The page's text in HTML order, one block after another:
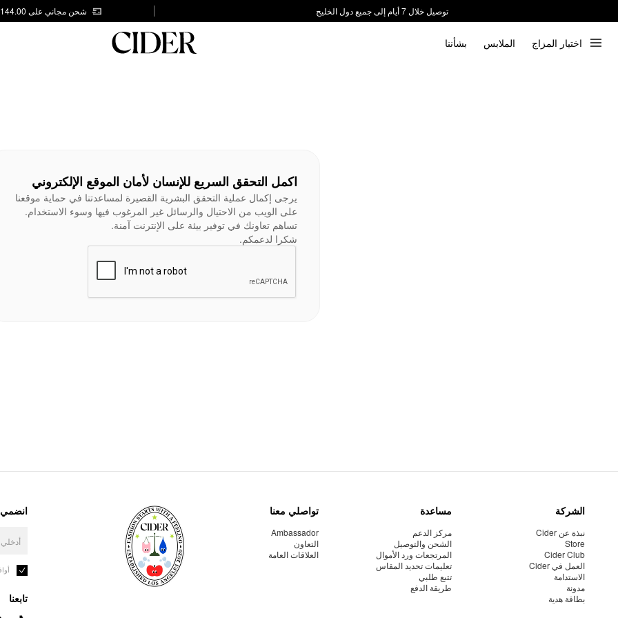
توصيل خلال 7 أيام إلى جميع دول الخليج
شحن مجاني على AED 144.00
اختيار المزاج الملابس بشأننا
اكمل التحقق السريع للإنسان لأمان الموقع الإلكتروني
يرجى إكمال عملية التحقق البشرية القصيرة لمساعدتنا في حماية موقعنا
على الويب من الاحتيال والرسائل غير المرغوب فيها وسوء الاستخدام.
تساهم تعاونك في توفير بيئة على الإنترنت آمنة.
شكرا لدعمكم.
الشركة
نبذة عن Cider
Store
Cider Club
العمل في Cider
الاستدامة
مدونة
بطاقة هدية
مساعدة
مركز الدعم
الشحن والتوصيل
المرتجعات ورد الأموال
تعليمات تحديد المقاس
تتبع طلبي
طريقة الدفع
تواصلي معنا
Ambassador
التعاون
العلاقات العامة
انضمي
تابعنا